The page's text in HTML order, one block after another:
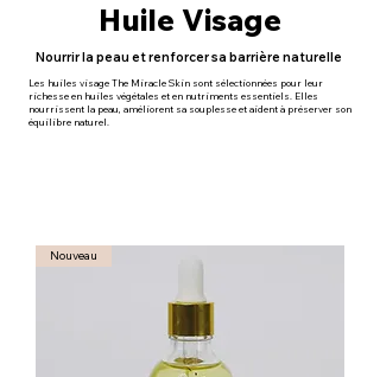
Huile Visage
Nourrir la peau et renforcer sa barrière naturelle
Les huiles visage The Miracle Skin sont sélectionnées pour leur
richesse en huiles végétales et en nutriments essentiels. Elles
nourrissent la peau, améliorent sa souplesse et aident à préserver son
équilibre naturel.
Nouveau